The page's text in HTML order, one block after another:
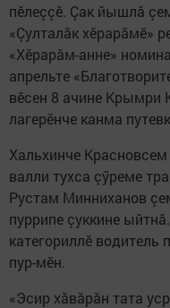
пӗлеççӗ. Çак йышлă
«Çулталăк хӗрарăмӗ»
«Хӗрарăм-анне»
апрельте
вӗсен 8 ачине Крымри
лагерӗнче канма
Хальхинче
валли тухса çӳреме
Рустам Минниханов
пуррипе çуккине
категориллӗ
пур-мӗн.
«Эсир хăвăрăн тата